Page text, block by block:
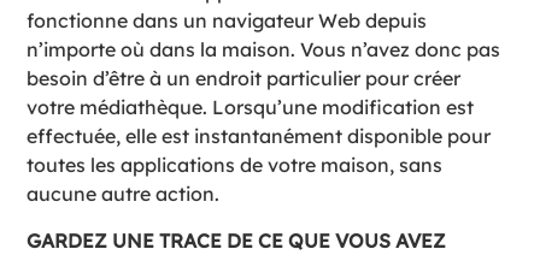
fonctionne dans un navigateur Web depuis
n’importe où dans la maison. Vous n’avez donc pas
besoin d’être à un endroit particulier pour créer
votre médiathèque. Lorsqu’une modification est
effectuée, elle est instantanément disponible pour
toutes les applications de votre maison, sans
aucune autre action.
GARDEZ UNE TRACE DE CE QUE VOUS AVEZ